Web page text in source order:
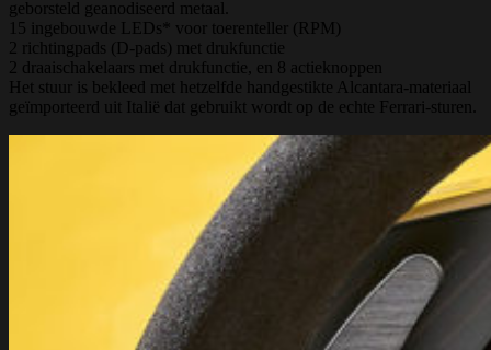
geborsteld geanodiseerd metaal.
15 ingebouwde LEDs* voor toerenteller (RPM)
2 richtingpads (D-pads) met drukfunctie
2 draaischakelaars met drukfunctie, en 8 actieknoppen
Het stuur is bekleed met hetzelfde handgestikte Alcantara-materiaal
geïmporteerd uit Italië dat gebruikt wordt op de echte Ferrari-sturen.